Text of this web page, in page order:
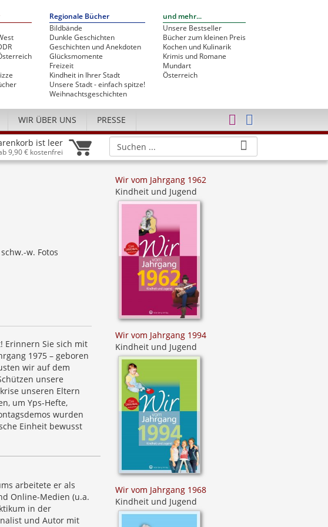
Regionale Bücher
Bildbände
Dunkle Geschichten
Geschichten und Anekdoten
Glücksmomente
Freizeit
Kindheit in Ihrer Stadt
Unsere Stadt - einfach spitze!
Weihnachtsgeschichten
und mehr...
Unsere Bestseller
Bücher zum kleinen Preis
Kochen und Kulinarik
Krimis und Romane
Mundart
Österreich
WIR ÜBER UNS PRESSE
ist leer
9,90 € kostenfrei
w. Fotos
Erinnern Sie sich mit
1975 – geboren
wir auf dem
unsere
unseren Eltern
um Yps-Hefte,
wurden
Einheit bewusst
arbeitete er als
Online-Medien (u.a.
in der
und Autor mit
Wir vom Jahrgang 1962
Kindheit und Jugend
Wir vom Jahrgang 1994
Kindheit und Jugend
Wir vom Jahrgang 1968
Kindheit und Jugend